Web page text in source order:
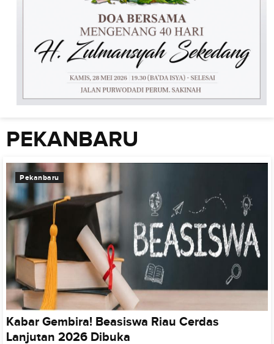
PEKANBARU
Pekanbaru
Kabar Gembira! Beasiswa Riau Cerdas
Lanjutan 2026 Dibuka